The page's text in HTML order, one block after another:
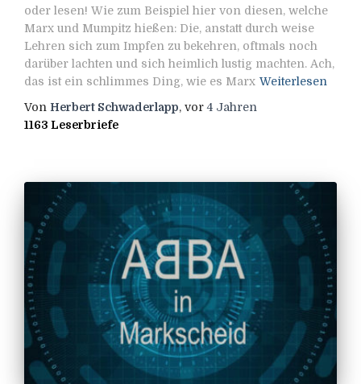
oder lesen! Wie zum Beispiel hier von diesen, welche
Marx und Mumpitz hießen: Die, anstatt durch weise
Lehren sich zum Impfen zu bekehren, oftmals noch
darüber lachten und sich heimlich lustig machten. Ach,
das ist ein schlimmes Ding, wie es Marx Weiterlesen
Von Herbert Schwaderlapp, vor4 Jahren
1163 Leserbriefe